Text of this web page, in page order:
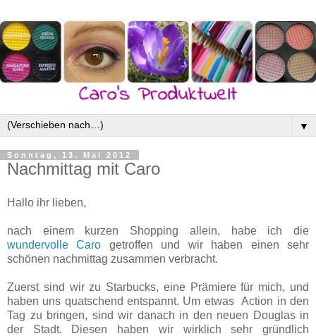
▼
Sonntag, 13. Mai 2012
Nachmittag mit Caro
Hallo ihr lieben,
nach einem kurzen Shopping allein, habe ich die
wundervolle Caro getroffen und wir haben einen sehr
schönen nachmittag zusammen verbracht.
Zuerst sind wir zu Starbucks, eine Prämiere für mich, und
haben uns quatschend entspannt. Um etwas Action in den
Tag zu bringen, sind wir danach in den neuen Douglas in
der Stadt. Diesen haben wir wirklich sehr gründlich